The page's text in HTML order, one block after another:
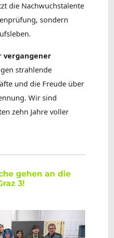
die Nachwuchstalente
sondern
vergangener
strahlende
und die Freude über
Wir sind
zehn Jahre voller
gehen an die
3!